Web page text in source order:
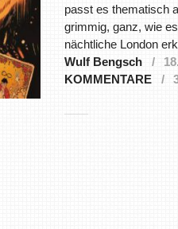
passt es thematisch
grimmig, ganz, wie
nächtliche London
Wulf Bengsch
KOMMENTARE